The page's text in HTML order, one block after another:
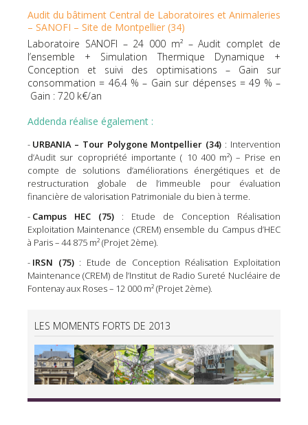
Audit du bâtiment Central de Laboratoires et Animaleries
– SANOFI – Site de Montpellier (34)
Laboratoire SANOFI – 24 000 m² – Audit complet de
l’ensemble + Simulation Thermique Dynamique +
Conception et suivi des optimisations – Gain sur
consommation = 46.4 % – Gain sur dépenses = 49 % –
Gain : 720 k€/an
Addenda réalise également :
URBANIA – Tour Polygone Montpellier (34) : Intervention
d’Audit sur copropriété importante ( 10 400 m²) – Prise en
compte de solutions d’améliorations énergétiques et de
restructuration globale de l’immeuble pour évaluation
financière de valorisation Patrimoniale du bien à terme.
Campus HEC (75) : Etude de Conception Réalisation
Exploitation Maintenance (CREM) ensemble du Campus d’HEC
à Paris – 44 875 m² (Projet 2ème).
IRSN (75): Etude de Conception Réalisation Exploitation
Maintenance (CREM) de l’Institut de Radio Sureté Nucléaire de
Fontenay aux Roses – 12 000 m² (Projet 2ème).
LES MOMENTS FORTS DE 2013